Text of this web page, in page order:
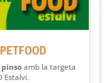
pinsoamb la targeta
Estalvi.